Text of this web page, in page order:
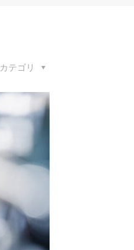
カテゴリ